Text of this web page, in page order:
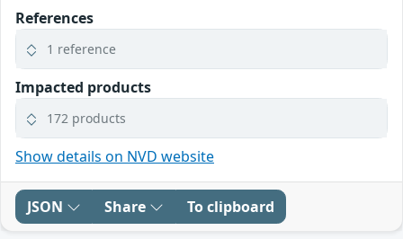
References
1 reference
Impacted products
172 products
Show details on NVD website
JSON Share To clipboard